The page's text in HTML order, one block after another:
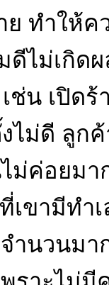
ทำให้ค
ไม่เกิด
ช่น เปิด
ไม่ดี ลูก
ม่ค่อยมา
ขามีทำ
ำนวนมา